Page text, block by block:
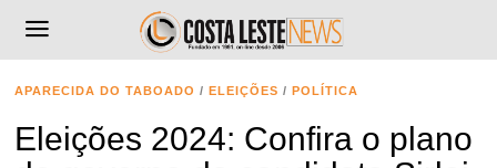
APARECIDA DO TABOADO / ELEIÇÕES / POLÍTICA
Eleições 2024: Confira o plano